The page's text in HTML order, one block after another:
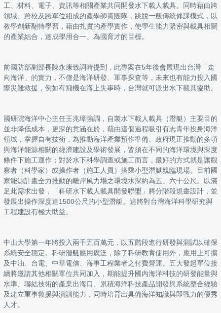
工、材料、電子、資訊等相關產業共同開發水下載人載具。同時藉由跨
領域、跨校及跨單位組成的產學師資團隊，跳脫一般傳統修課模式，以
教學創新翻轉學習，藉由扎實的產學實作，使學生能力緊密與載具相關
的產業結合，達成學用合一、為國育才的目標。
前國防部副部長陳永康致詞時提到，此專案在5年後會展現出台灣「走
向海洋」的實力，不僅是海洋研發、軍事探查等，未來也有能力投入國
際災難救援，例如有飛機在海上失事時，台灣就可派出水下載具協助。
國研院海洋中心主任王兆璋強調，自製水下載人載具（潛艇）主要目的
並非降低成本，更深的意涵在於，藉由這個過程吸引有志青年投身海洋
領域，掌握自有技術，為推動海洋產業預作準備。政府現正推動的多項
與海洋能源相關的經濟建設及學術發展，皆須在不同的海洋環境與深度
條件下施工運作；對於水下科學調查或施工而言，最好的方式就是讓觀
察者（科學家）或操作者（施工人員）搭乘小型潛艇親臨現場。目前國
家能源計畫全力推動的離岸風力場之環境水深約為五、六十公尺。以滿
足此需求出發，「科研水下載人載具開發聯盟」將分階段規畫設計，並
發展出操作深度達1500公尺的小型潛艇。這將對台灣海洋科學研究與
工程建設有極大助益。
中山大學第一年將投入兩千五百萬元，以五階段進行研發與測試以確保
系統安全穩定。科研潛艇應用廣泛，除了科研教育使用外，應用上可擴
及中油、台電、中華電信、海事工程業者之付費營運。五大發起單位接
續將邀請其他相關單位共同加入，期能提升國內海洋科技的研發能量與
水準、聯結技術的產業出海口、累積海洋科技產品開發與系統整合經驗
及建立軍事救援與演訓能力，同時培育出具備海洋知識與即戰力的優秀
人才。